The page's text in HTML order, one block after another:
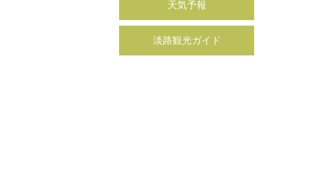
天気予報
淡路観光ガイド